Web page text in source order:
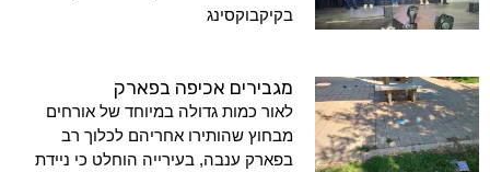
בקיקבוקסינג
מגבירים אכיפה בפארק
לאור כמות גדולה במיוחד של אורחים
מבחוץ שהותירו אחריהם לכלוך רב
בפארק ענבה, בעירייה הוחלט כי ניידת